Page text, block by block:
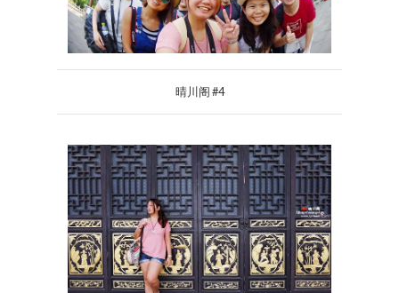
晴川阁 #4